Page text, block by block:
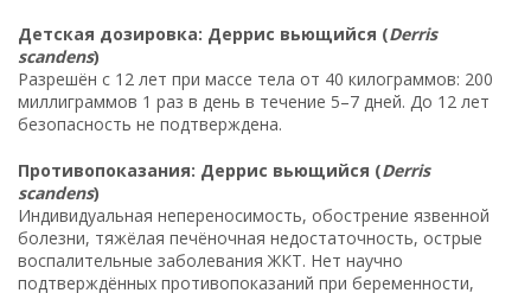
Детская дозировка: Деррис вьющийся (Derris
scandens)
Разрешён с 12 лет при массе тела от 40 килограммов: 200
миллиграммов 1 раз в день в течение 5–7 дней. До 12 лет
безопасность не подтверждена.
Противопоказания: Деррис вьющийся (Derris
scandens)
Индивидуальная непереносимость, обострение язвенной
болезни, тяжёлая печёночная недостаточность, острые
воспалительные заболевания ЖКТ. Нет научно
подтверждённых противопоказаний при беременности,